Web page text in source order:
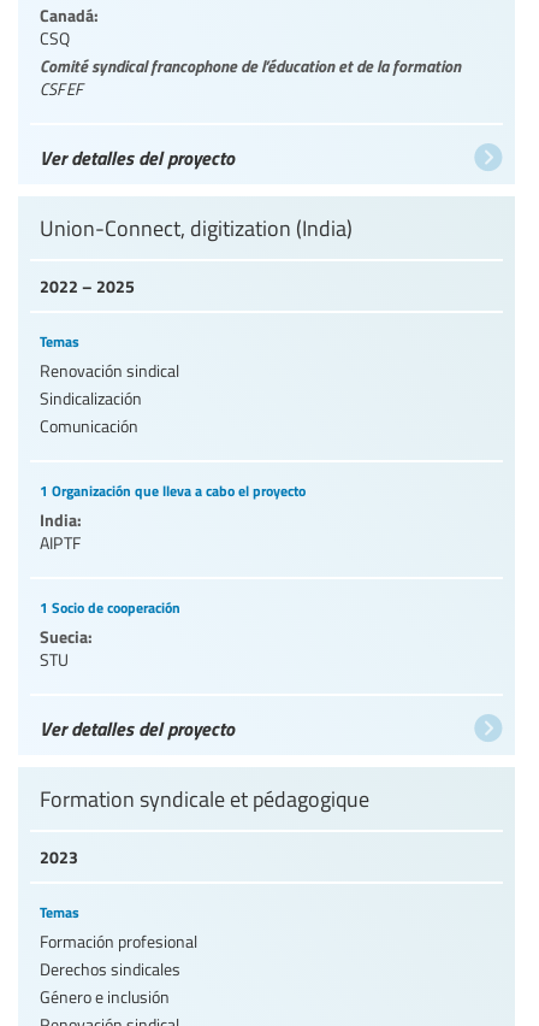
Canadá:
CSQ
Comité syndical francophone de l’éducation et de la formation
CSFEF
Ver detalles del proyecto
2022 – 2025
Union-Connect, digitization (India)
Temas
Renovación sindical
Sindicalización
Comunicación
1 Organización que lleva a cabo el proyecto
India:
AIPTF
1 Socio de cooperación
Suecia:
STU
Ver detalles del proyecto
2023
Formation syndicale et pédagogique
Temas
Formación profesional
Derechos sindicales
Género e inclusión